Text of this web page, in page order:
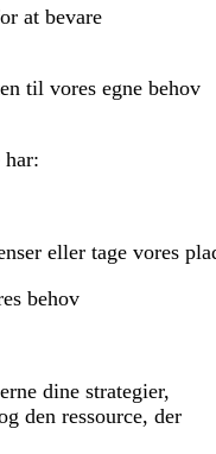
at bevare
til vores egne behov
har:
eller tage vores
behov
dine strategier,
den ressource, der